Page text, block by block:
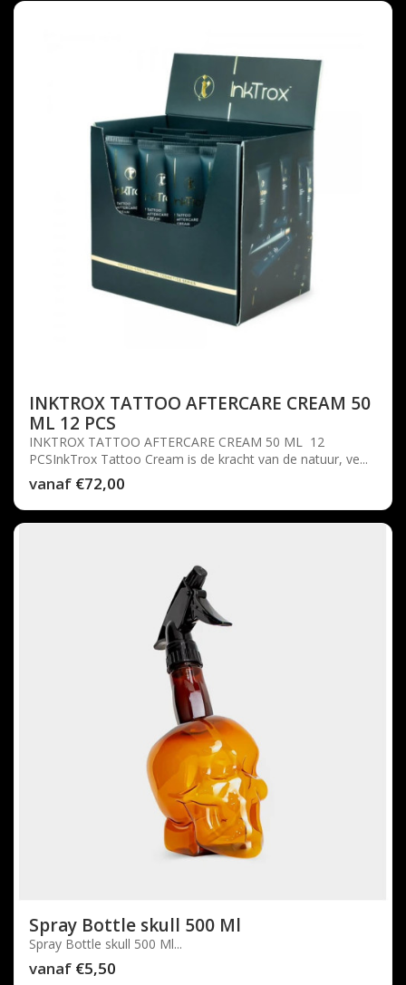
INKTROX TATTOO AFTERCARE CREAM 50
ML 12 PCS
INKTROX TATTOO AFTERCARE CREAM 50 ML 12
PCSInkTrox Tattoo Cream is de kracht van de natuur, ve...
vanaf €72,00
Spray Bottle skull 500 Ml
Spray Bottle skull 500 Ml...
vanaf €5,50